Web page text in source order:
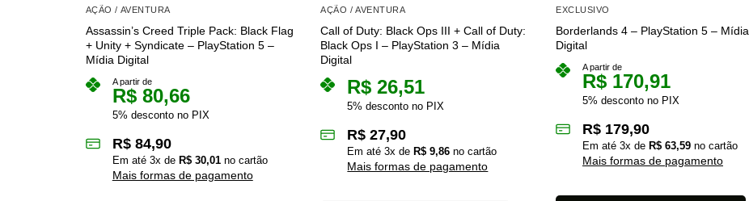
AÇÃO / AVENTURA
Assassin’s Creed Triple Pack: Black Flag
+ Unity + Syndicate – PlayStation 5 –
Mídia Digital
A partir de
R$80,66
5% desconto no PIX
R$84,90
Em até 3x de R$30,01no cartão
Mais formas de pagamento
AÇÃO / AVENTURA
Call of Duty: Black Ops III + Call of Duty:
Black Ops I – PlayStation 3 – Mídia
Digital
R$ 26,51
5% desconto no PIX
R$ 27,90
Em até3x de R$ 9,86 no cartão
Mais formas de pagamento
EXCLUSIVO
Borderlands 4 – PlayStation 5 – Mídia
Digital
A partir de
R$ 170,91
5% desconto no PIX
R$ 179,90
Em até 3x de R$ 63,59 no cartão
Mais formas de pagamento